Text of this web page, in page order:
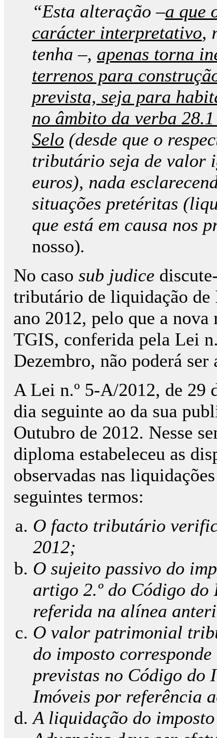
“Esta alteração –a que
carácter interpretativo,
tenha –, apenas torna
terrenos para
prevista, seja para
no âmbito da verba
Selo (desde que o
tributário seja de valor
euros), nada
situações pretéritas
que está em causa nos
nosso).
No caso sub judice
tributário de liquidação de
ano 2012, pelo que a nova
TGIS, conferida pela Lei
Dezembro, não poderá
A Lei n.º 5-A/2012, de 29
dia seguinte ao da sua
Outubro de 2012. Nesse
diploma estabeleceu as
observadas nas
seguintes termos:
O facto tributário
2012;
O sujeito passivo do
artigo 2.º do Código do
referida na alínea
O valor patrimonial
do imposto
previstas no Código do
Imóveis por referência
A liquidação do